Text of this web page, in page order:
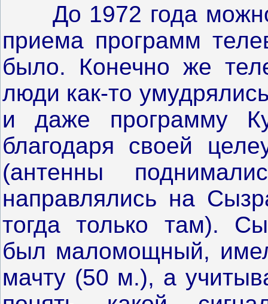
До 1972 года можно
приема программ
было. Конечно же
люди как-то
и даже программу
благодаря своей
(антенны
направлялись на
тогда только там).
был маломощный,
мачту (50 м.), а